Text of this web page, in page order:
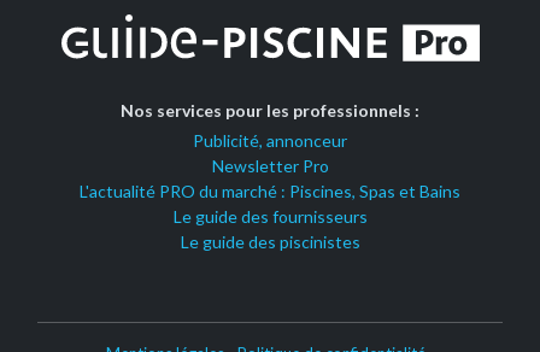
Nos services pour les professionnels :
Publicité, annonceur
Newsletter Pro
L'actualité PRO du marché : Piscines, Spas et Bains
Le guide des fournisseurs
Le guide des piscinistes